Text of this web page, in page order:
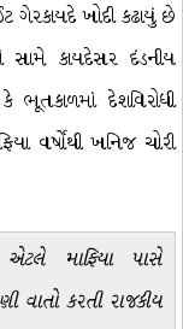
ગેરકાયદે ખોદી કઢાયું છે
સામે કાયદેસર દંડનીય
ભૂતકાળમાં દેશવિરોધી
વર્ષોથી ખનિજ ચોરી
માફિયા પાસે
વાતો કરતી રાજકીય